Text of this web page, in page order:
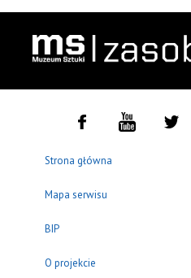
Strona główna
Mapa serwisu
BIP
O projekcie